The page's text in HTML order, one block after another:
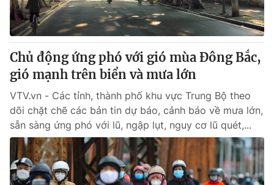
Chủ động ứng phó với gió mùa Đông Bắc,
gió mạnh trên biển và mưa lớn
VTV.vn - Các tỉnh, thành phố khu vực Trung Bộ theo
dõi chặt chẽ các bản tin dự báo, cảnh báo về mưa lớn,
sẵn sàng ứng phó với lũ, ngập lụt, nguy cơ lũ quét,...